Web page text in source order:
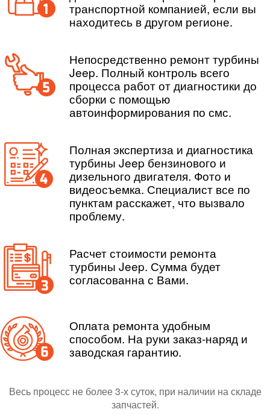
транспортной компанией, если вы
находитесь в другом регионе.
Непосредственно ремонт турбины
Jeep. Полный контроль всего
процесса работ от диагностики до
сборки с помощью
автоинформирования по смс.
Полная экспертиза и диагностика
турбины Jeep бензинового и
дизельного двигателя. Фото и
видеосъемка. Специалист все по
пунктам расскажет, что вызвало
проблему.
Расчет стоимости ремонта
турбины Jeep. Сумма будет
согласованна с Вами.
Оплата ремонта удобным
способом. На руки заказ-наряд и
заводская гарантию.
Весь процесс не более 3-х суток, при наличии на складе
запчастей.